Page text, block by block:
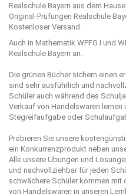
Realschule Bayern aus dem
Original-Prüfungen Realschule
Kostenloser Versand.
Auch in Mathematik WPFG I und
Realschule Bayern an.
Die grünen Bücher sichern einen
sind sehr ausführlich und
Schüler auch während des
Verkauf von Handelswaren
Stegreifaufgabe oder
Probieren Sie unsere
ein Konkurrenzprodukt neben
Alle unsere Übungen und
und nachvollziehbar für jeden
schwächere Schüler kommen mit
von Handelswaren in unseren